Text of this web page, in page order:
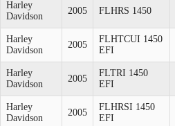
Harley
Davidson
2005 FLHRS 1450
Harley
Davidson
2005
FLHTCUI 1450
EFI
Harley
Davidson
2005
FLTRI 1450
EFI
Harley
Davidson
2005
FLHRSI 1450
EFI